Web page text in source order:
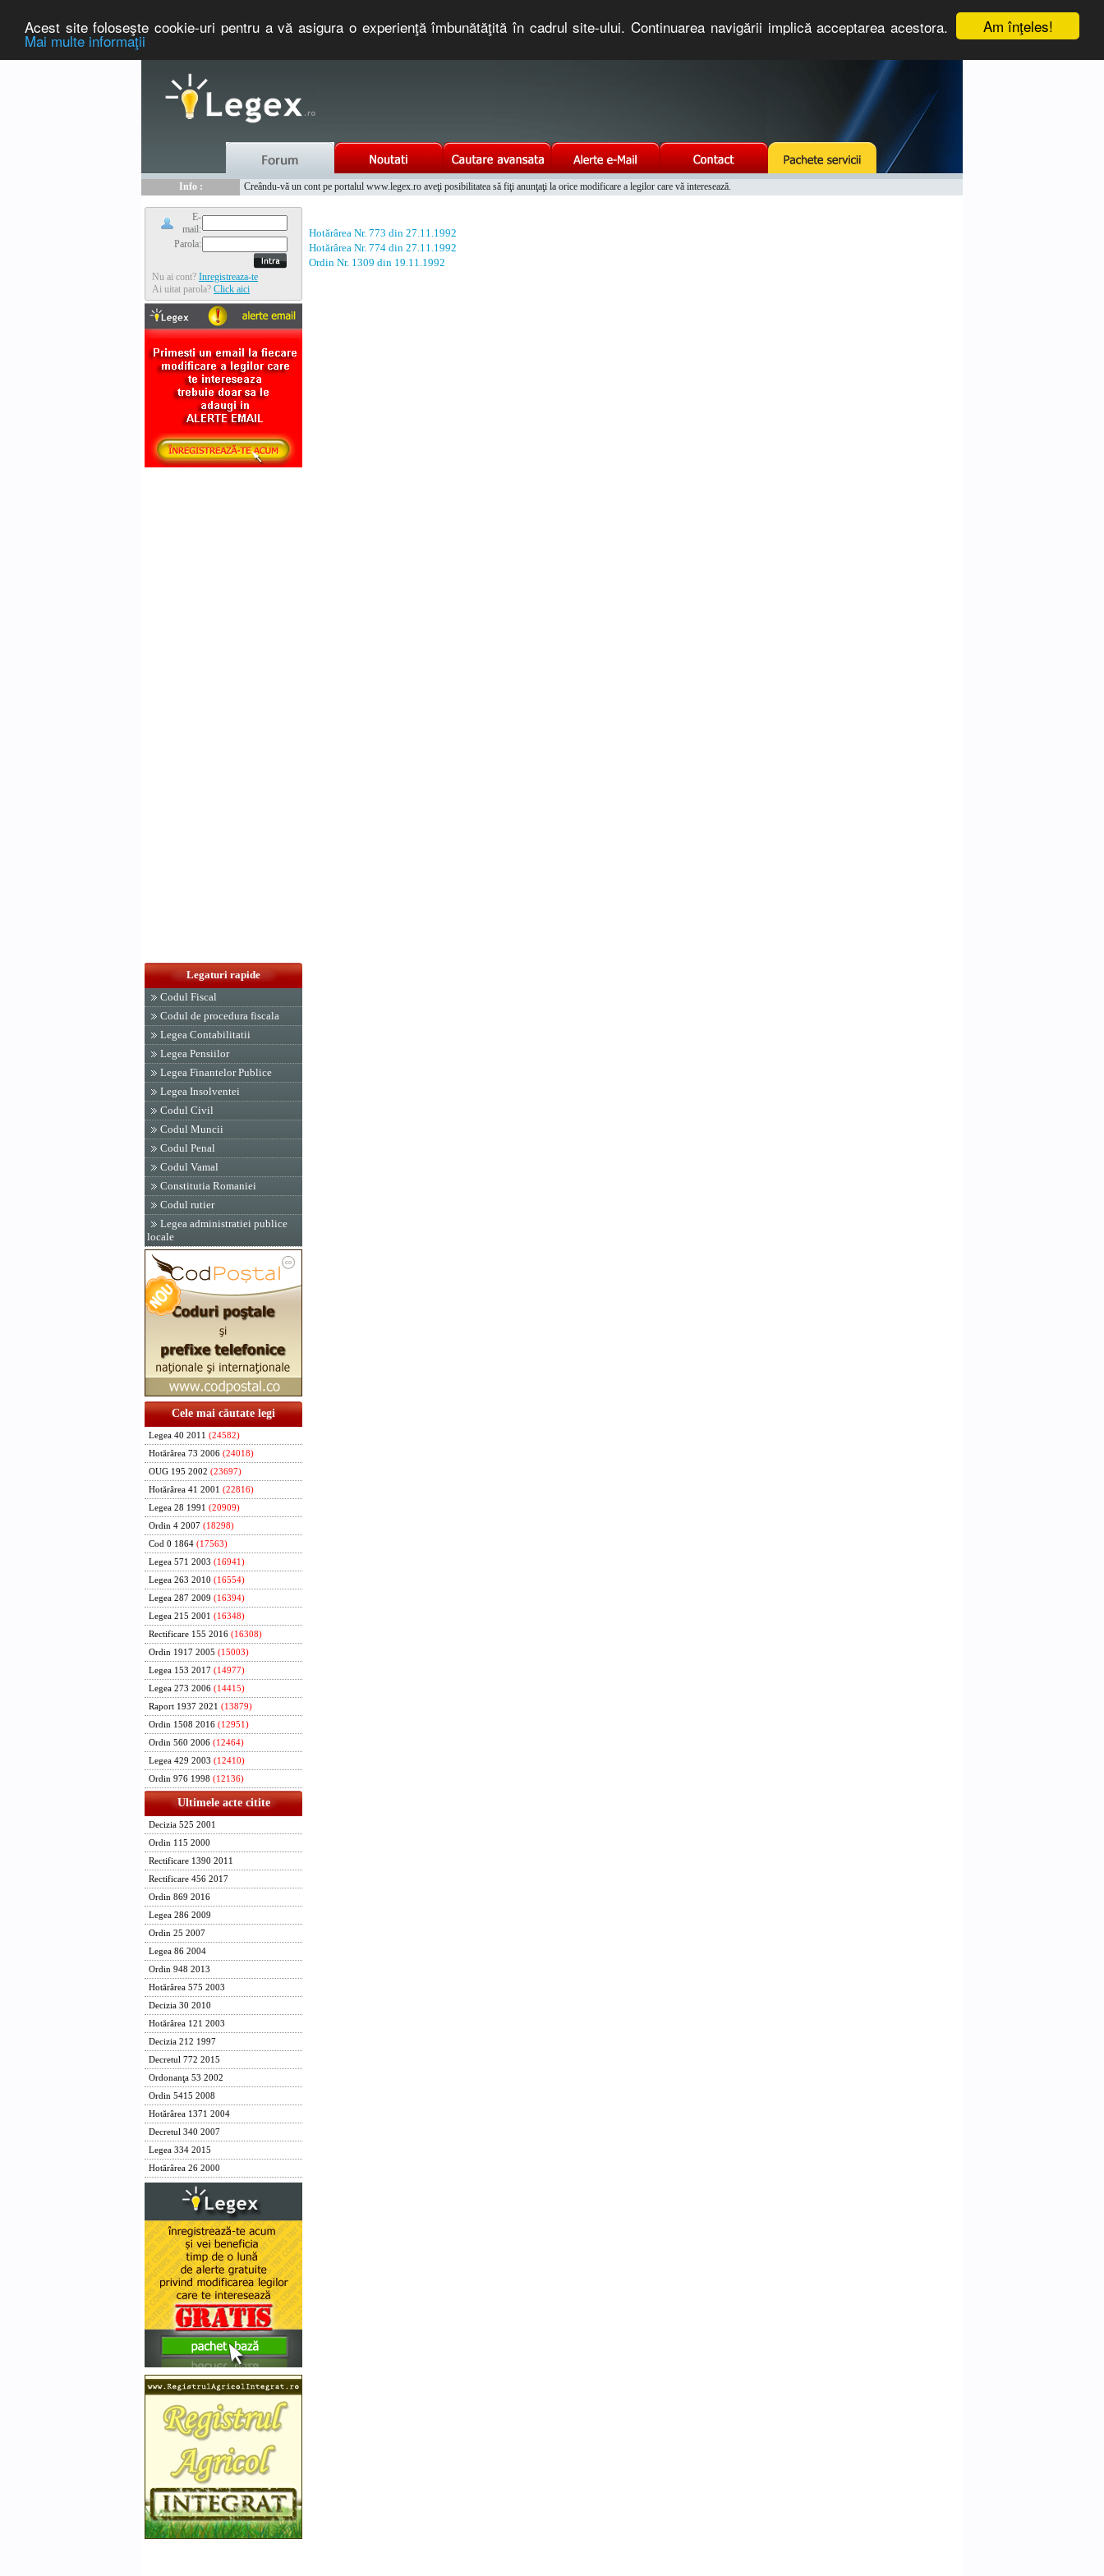
Am înţeles!
Acest site foloseşte cookie-uri pentru a vă asigura o experienţă îmbunătăţită în cadrul site-ului. Continuarea navigării implică acceptarea acestora.
Mai multe informaţii
Info :
Creându-vă un cont pe portalul www.legex.ro aveţi posibilitatea să fiţi anunţaţi la orice modificare a legilor care vă interesează.
E-
mail:
Parola:
Nu ai cont? Inregistreaza-te
Ai uitat parola? Click aici
Legaturi rapide
Codul Fiscal
Codul de procedura fiscala
Legea Contabilitatii
Legea Pensiilor
Legea Finantelor Publice
Legea Insolventei
Codul Civil
Codul Muncii
Codul Penal
Codul Vamal
Constitutia Romaniei
Codul rutier
Legea administratiei publice
locale
Cele mai căutate legi
Legea 40 2011 (24582)
Hotărârea 73 2006 (24018)
OUG 195 2002 (23697)
Hotărârea 41 2001 (22816)
Legea 28 1991 (20909)
Ordin 4 2007 (18298)
Cod 0 1864 (17563)
Legea 571 2003 (16941)
Legea 263 2010 (16554)
Legea 287 2009 (16394)
Legea 215 2001 (16348)
Rectificare 155 2016 (16308)
Ordin 1917 2005 (15003)
Legea 153 2017 (14977)
Legea 273 2006 (14415)
Raport 1937 2021 (13879)
Ordin 1508 2016 (12951)
Ordin 560 2006 (12464)
Legea 429 2003 (12410)
Ordin 976 1998 (12136)
Ultimele acte citite
Decizia 525 2001
Ordin 115 2000
Rectificare 1390 2011
Rectificare 456 2017
Ordin 869 2016
Legea 286 2009
Ordin 25 2007
Legea 86 2004
Ordin 948 2013
Hotărârea 575 2003
Decizia 30 2010
Hotărârea 121 2003
Decizia 212 1997
Decretul 772 2015
Ordonanţa 53 2002
Ordin 5415 2008
Hotărârea 1371 2004
Decretul 340 2007
Legea 334 2015
Hotărârea 26 2000
Hotărârea Nr. 773 din 27.11.1992
Hotărârea Nr. 774 din 27.11.1992
Ordin Nr. 1309 din 19.11.1992